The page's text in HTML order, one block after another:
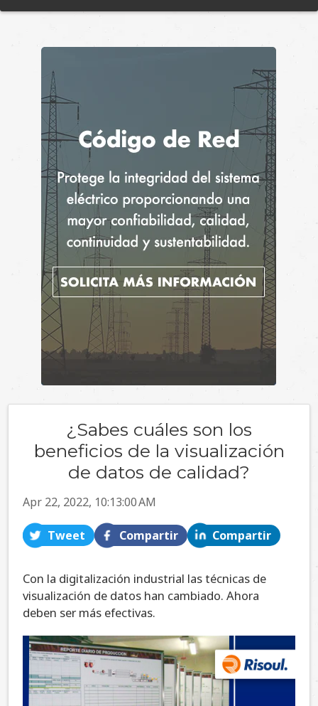
¿Sabes cuáles son los
beneficios de la visualización
de datos de calidad?
Apr 22, 2022, 10:13:00 AM
Tweet Compartir Compartir
Con la digitalización industrial las técnicas de
visualización de datos han cambiado. Ahora
deben ser más efectivas.